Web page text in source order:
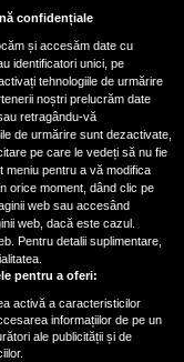
ianuarie 2025.
previziuni
astrolog DC...
semn puternic
pe 28
dacă te afli
confidențiale
și accesăm date cu
identificatori unici, pe
tehnologiile de urmărire
noștri prelucrăm date
retragându-vă
de urmărire sunt dezactivate,
pe care le vedeți să nu fie
meniu pentru a vă modifica
orice moment, dând clic pe
web sau accesând
web, dacă este cazul.
Pentru detalii suplimentare,
pentru a oferi:
activă a caracteristicilor
informațiilor de pe un
ale publicității și de